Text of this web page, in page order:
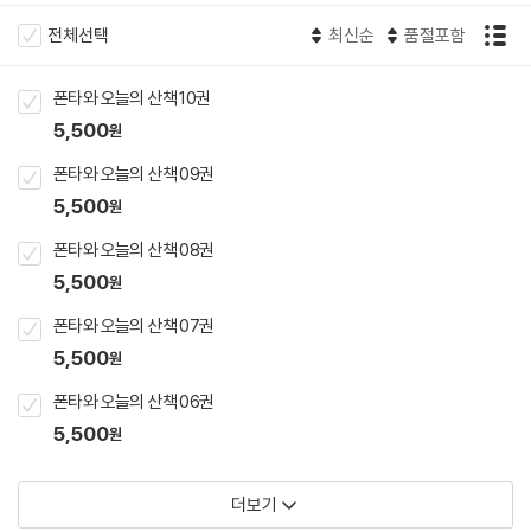
전체선택 최신순 품절포함
폰타와 오늘의 산책 10권
5,500원
폰타와 오늘의 산책 09권
5,500원
폰타와 오늘의 산책 08권
5,500원
폰타와 오늘의 산책 07권
5,500원
폰타와 오늘의 산책 06권
5,500원
더보기